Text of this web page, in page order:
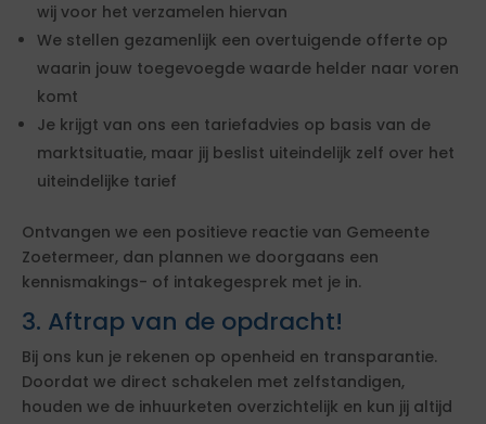
wij voor het verzamelen hiervan
We stellen gezamenlijk een overtuigende offerte op
waarin jouw toegevoegde waarde helder naar voren
komt
Je krijgt van ons een tariefadvies op basis van de
marktsituatie, maar jij beslist uiteindelijk zelf over het
uiteindelijke tarief
Ontvangen we een positieve reactie van Gemeente
Zoetermeer, dan plannen we doorgaans een
kennismakings- of intakegesprek met je in.
3. Aftrap van de opdracht!
Bij ons kun je rekenen op openheid en transparantie.
Doordat we direct schakelen met zelfstandigen,
houden we de inhuurketen overzichtelijk en kun jij altijd